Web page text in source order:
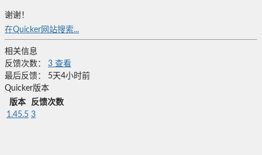
谢谢！
在Quicker网站搜索...
相关信息
反馈次数：
3 查看
最后反馈：
5天4小时前
Quicker版本
版本
反馈次数
1.45.5 3